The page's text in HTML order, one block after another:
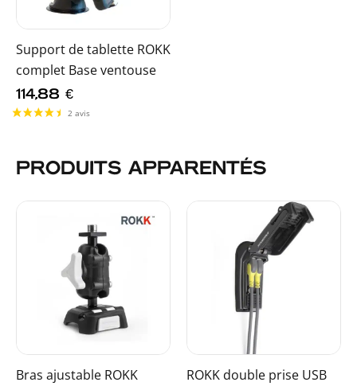
Support de tablette ROKK
complet Base ventouse
114,88 €
PRODUITS APPARENTÉS
Bras ajustable ROKK
ROKK double prise USB